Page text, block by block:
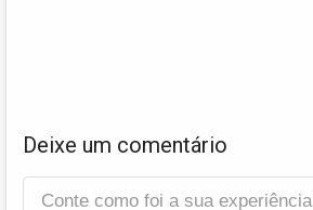
Deixe um comentário